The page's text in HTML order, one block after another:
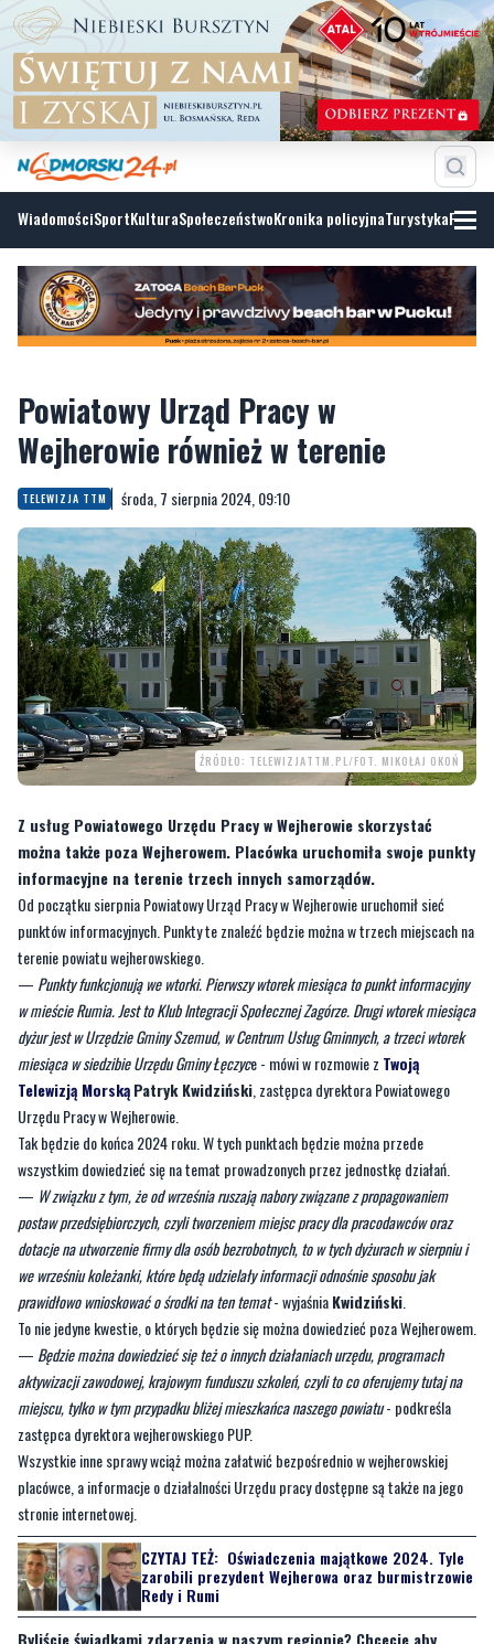
WiadomościSportKulturaSpołeczeństwoKronika policyjnaTurystyka
Powiatowy Urząd Pracy w
Wejherowie również w terenie
TELEWIZJA TTM środa, 7 sierpnia 2024, 09:10
ŹRÓDŁO: TELEWIZJATTM.PL/FOT. MIKOŁAJ OKOŃ
Z usług Powiatowego Urzędu Pracy w Wejherowie skorzystać
można także poza Wejherowem. Placówka uruchomiła swoje punkty
informacyjne na terenie trzech innych samorządów.
Od początku sierpnia Powiatowy Urząd Pracy w Wejherowie uruchomił sieć
punktów informacyjnych. Punkty te znaleźć będzie można w trzech miejscach na
terenie powiatu wejherowskiego.
— Punkty funkcjonują we wtorki. Pierwszy wtorek miesiąca to punkt informacyjny
w mieście Rumia. Jest to Klub Integracji Społecznej Zagórze. Drugi wtorek miesiąca
dyżur jest w Urzędzie Gminy Szemud, w Centrum Usług Gminnych, a trzeci wtorek
miesiąca w siedzibie Urzędu Gminy Łęczyce - mówi w rozmowie z Twoją
Telewizją MorskąPatryk Kwidziński , zastępca dyrektora Powiatowego
Urzędu Pracy w Wejherowie.
Tak będzie do końca 2024 roku. W tych punktach będzie można przede
wszystkim dowiedzieć się na temat prowadzonych przez jednostkę działań.
— W związku z tym, że od września ruszają nabory związane z propagowaniem
postaw przedsiębiorczych, czyli tworzeniem miejsc pracy dla pracodawców oraz
dotacje na utworzenie firmy dla osób bezrobotnych, to w tych dyżurach w sierpniu i
we wrześniu koleżanki, które będą udzielały informacji odnośnie sposobu jak
prawidłowo wnioskować o środki na ten temat- wyjaśniaKwidziński
To nie jedyne kwestie, o których będzie się można dowiedzieć poza Wejherowem.
— Będzie można dowiedzieć się też o innych działaniach urzędu, programach
aktywizacji zawodowej, krajowym funduszu szkoleń, czyli to co oferujemy tutaj na
miejscu, tylko w tym przypadku bliżej mieszkańca naszego powiatu- podkreśla
zastępca dyrektora wejherowskiego PUP.
Wszystkie inne sprawy wciąż można załatwić bezpośrednio w wejherowskiej
placówce, a informacje o działalności Urzędu pracy dostępne są także na jego
stronie internetowej.
CZYTAJ TEŻ: Oświadczenia majątkowe 2024. Tyle
zarobili prezydent Wejherowa oraz burmistrzowie
Redy i Rumi
Byliście świadkami zdarzenia w naszym regionie? Chcecie aby